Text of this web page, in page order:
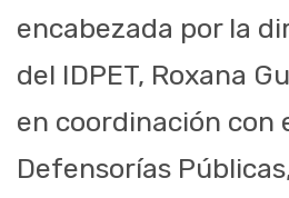
encabezada por la
del IDPET, Roxana
en coordinación con
Defensorías